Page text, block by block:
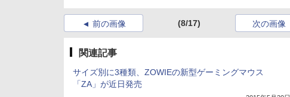
前の画像 (8/17) 次の画像
関連記事
サイズ別に3種類、ZOWIEの新型ゲーミングマウス
「ZA」が近日発売